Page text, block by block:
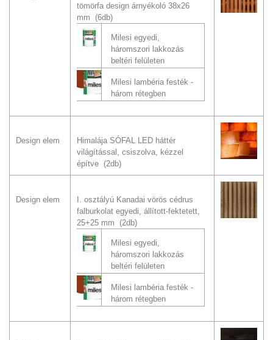
tömörfa design árnyékoló 38x26
mm (6db)
Milesi egyedi,
háromszori lakkozás
beltéri felületen
Milesi lambéria festék -
három rétegben
Design elem
Himalája SÓFAL LED háttér
világítással, csiszolva, kézzel
építve (2db)
Design elem
I. osztályú Kanadai vörös cédrus
falburkolat egyedi, állított-fektetett,
25+25 mm (2db)
Milesi egyedi,
háromszori lakkozás
beltéri felületen
Milesi lambéria festék -
három rétegben